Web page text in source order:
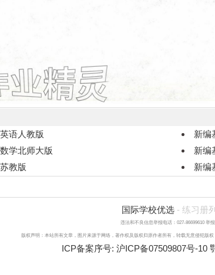
语人教版
新编
学北师大版
新编
教版
新编
国际学校优选- 练习册
违法和不良信息举报电话：027-86699610 举
版权声明：本站所有文章，图片来源于网络，著作权及版权归原作者所有，转载无意侵犯版
ICP备案序号: 沪ICP备07509807号-10